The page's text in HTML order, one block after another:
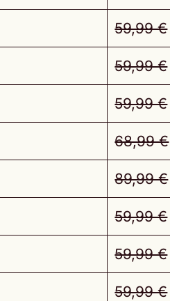
59,99 €
59,99 €
59,99 €
68,99 €
89,99 €
59,99 €
59,99 €
59,99 €